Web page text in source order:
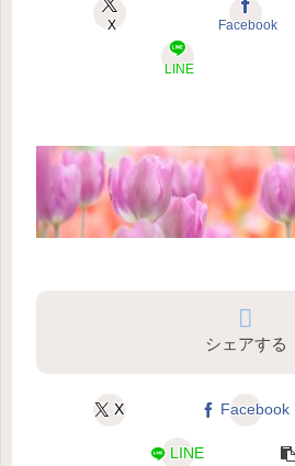
X Facebook
LINE
シェアする
X Facebook
LINE